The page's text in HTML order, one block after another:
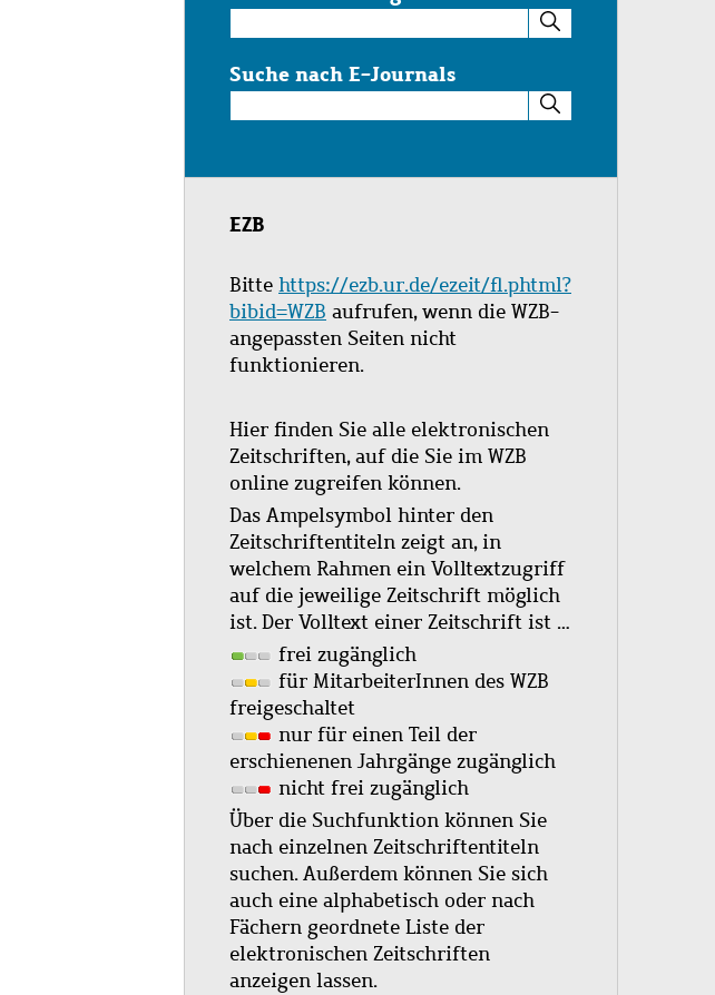
im
Katalog
Suche nach E-Journals
nach
Journals
EZB
Bitte https://ezb.ur.de/ezeit/fl.phtml?
bibid=WZB aufrufen, wenn die WZB-
angepassten Seiten nicht
funktionieren.
Hier finden Sie alle elektronischen
Zeitschriften, auf die Sie im WZB
online zugreifen können.
Das Ampelsymbol hinter den
Zeitschriftentiteln zeigt an, in
welchem Rahmen ein Volltextzugriff
auf die jeweilige Zeitschrift möglich
ist. Der Volltext einer Zeitschrift ist …
frei zugänglich
für MitarbeiterInnen des WZB
freigeschaltet
nur für einen Teil der
erschienenen Jahrgänge zugänglich
nicht frei zugänglich
Über die Suchfunktion können Sie
nach einzelnen Zeitschriftentiteln
suchen. Außerdem können Sie sich
auch eine alphabetisch oder nach
Fächern geordnete Liste der
elektronischen Zeitschriften
anzeigen lassen.